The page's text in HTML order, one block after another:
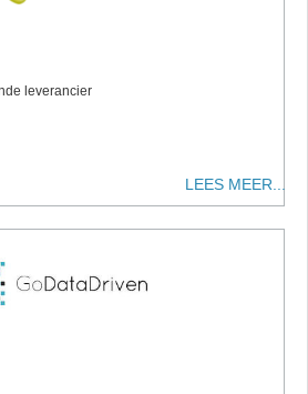
leverancier
LEES MEER...